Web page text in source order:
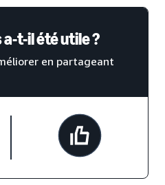
a-t-il été utile ?
en partageant